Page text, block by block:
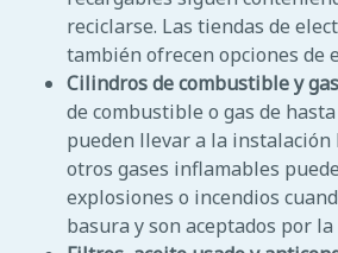
reciclarse. Las tiendas de
también ofrecen opciones de
Cilindros de combustible y
de combustible o gas de
pueden llevar a la instalación
otros gases inflamables
explosiones o incendios
basura y son aceptados por